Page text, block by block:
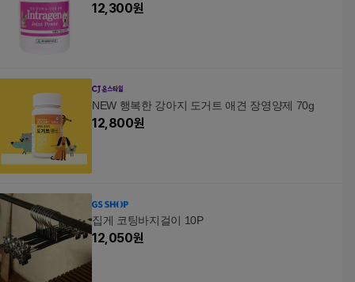
12,300원
NEW 행복한 강아지 도거트 애견 장영양제 70g
12,800원
집게 코팅바지걸이 10P
12,050원